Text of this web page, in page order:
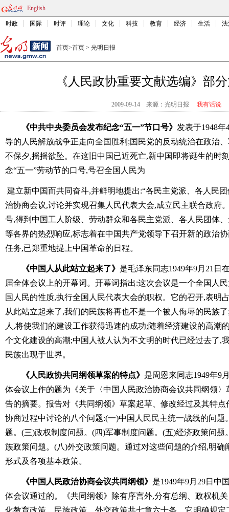
English
时政 国际 时评 理论 文化 科技 教育 经济 生活
首页>首页 > 光明日报
《人民政协重要文献选编》部
2009-09-14 来源：光明日报 我有话说
《中共中央委员会发布纪念“五一”节口号》 发表于1948
导的人民解放战争正走向全国胜利;国民党的反动统治在政治
不保夕,摇摇欲坠。在这旧中国已近死亡,新中国即将诞生的时
念“五一”劳动节的口号,号召全国人民为
建立新中国而共同奋斗,并鲜明地提出:“各民主党派、各人民
治协商会议,讨论并实现召集人民代表大会,成立民主联合政府
号,得到中国工人阶级、劳动群众和各民主党派、各人民团体
等各界的热烈响应,标志着在中国共产党领导下召开新的政治
任务,已郑重地提上中国革命的日程。
《中国人从此站立起来了》 是毛泽东同志1949年9月21日
届全体会议上的开幕词。开幕词指出:这次会议是一个全国人
国人民的性质,执行全国人民代表大会的职权。它的召开,表明
从此站立起来了,我们的民族将再也不是一个被人侮辱的民族
人,将使我们的建设工作获得迅速的成功;随着经济建设的高潮
个文化建设的高潮;中国人被人认为不文明的时代已经过去了,
民族出现于世界。
《人民政协共同纲领草案的特点》 是周恩来同志1949年9
体会议上作的题为《关于〈中国人民政治协商会议共同纲领
告的摘要。报告对《共同纲领》草案起草、修改经过及其特
协商过程中讨论的八个问题:(一)中国人民民主统一战线的问题
题。(三)政权制度问题。(四)军事制度问题。(五)经济政策问题
族政策问题。(八)外交政策问题。通过对这些问题的介绍,明确
形式及各项基本政策。
《中国人民政治协商会议共同纲领》 是1949年9月29日中
体会议通过的。《共同纲领》除有序言外,分有总纲、政权机
化教育政策、民族政策、外交政策共七章六十条。它明确规